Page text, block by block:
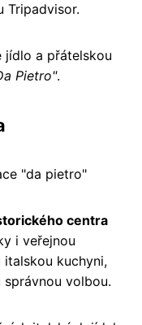
Tripadvisor.
jídlo a přátelskou
Pietro".
"da pietro"
centra
i veřejnou
kuchyni,
volbou.